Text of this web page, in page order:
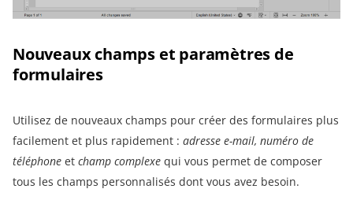
Nouveaux champs et paramètres de
formulaires
Utilisez de nouveaux champs pour créer des formulaires plus
facilement et plus rapidement : adresse e-mail, numéro de
téléphone et champ complexe qui vous permet de composer
tous les champs personnalisés dont vous avez besoin.